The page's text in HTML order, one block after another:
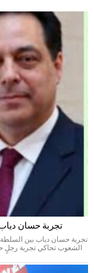
تجربة حسان
تجربة حسان دياب بين
الشعوب تحاكي تجربة رجلٍ